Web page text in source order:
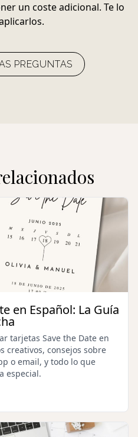
un coste adicional. Te lo
PREGUNTAS
en Español: La Guía
tarjetas Save the Date en
creativos, consejos sobre
o email, y todo lo que
especial.